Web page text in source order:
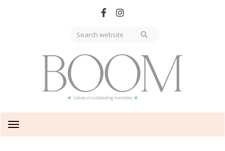
Toggle
navigation